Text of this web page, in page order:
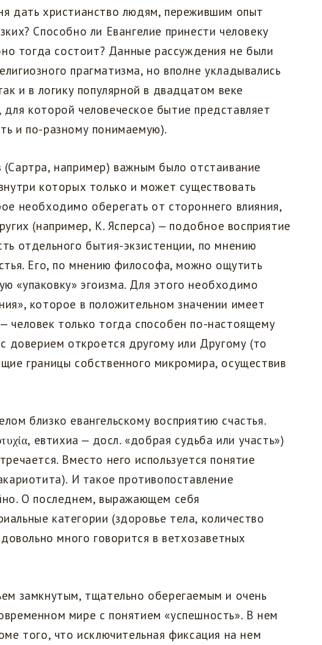
дать христианство людям, пережившим опыт
Способно ли Евангелие принести человеку
тогда состоит? Данные рассуждения не были
прагматизма, но вполне укладывались
и в логику популярной в двадцатом веке
которой человеческое бытие представляет
и по-разному понимаемую).
(Сартра, например) важным было отстаивание
которых только и может существовать
необходимо оберегать от стороннего влияния,
(например, К. Ясперса) — подобное восприятие
отдельного бытия-экзистенции, по мнению
Его, по мнению философа, можно ощутить
«упаковку» эгоизма. Для этого необходимо
которое в положительном значении имеет
только тогда способен по-настоящему
с доверием откроется другому или Другому (то
границы собственного микромира, осуществив
близко евангельскому восприятию счастья.
евтихиа — досл. «добрая судьба или участь»)
Вместо него используется понятие
И такое противопоставление
О последнем, выражающем себя
категории (здоровье тела, количество
много говорится в ветхозаветных
замкнутым, тщательно оберегаемым и очень
мире с понятием «успешность». В нем
того, что исключительная фиксация на нем